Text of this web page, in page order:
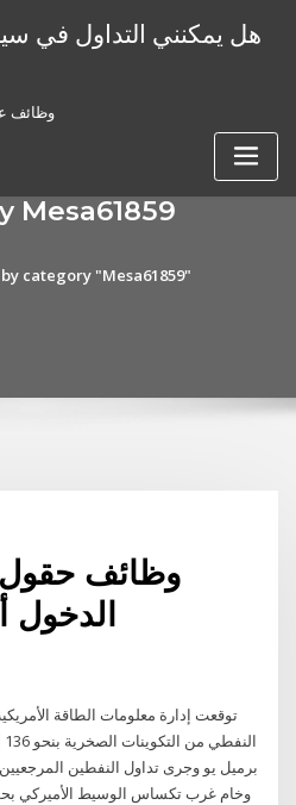
هل يمكنني التداول في
وظائف
Mesa61859
category "Mesa61859"
وظائف
توقعت إدارة معلومات الطاقة
برميل يو وجرى تداول النفطين